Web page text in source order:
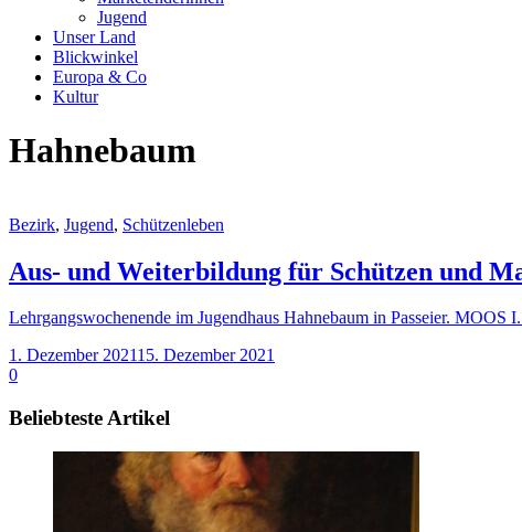
Jugend
Unser Land
Blickwinkel
Europa & Co
Kultur
Hahnebaum
Bezirk, Jugend, Schützenleben
Aus- und Weiterbildung für Schützen und
Lehrgangswochenende im Jugendhaus Hahnebaum in Passeier. MOOS
1. Dezember 202115. Dezember 2021
0
Beliebteste Artikel